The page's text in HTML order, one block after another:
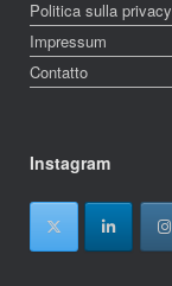
Politica sulla privacy
Impressum
Contatto
Instagram